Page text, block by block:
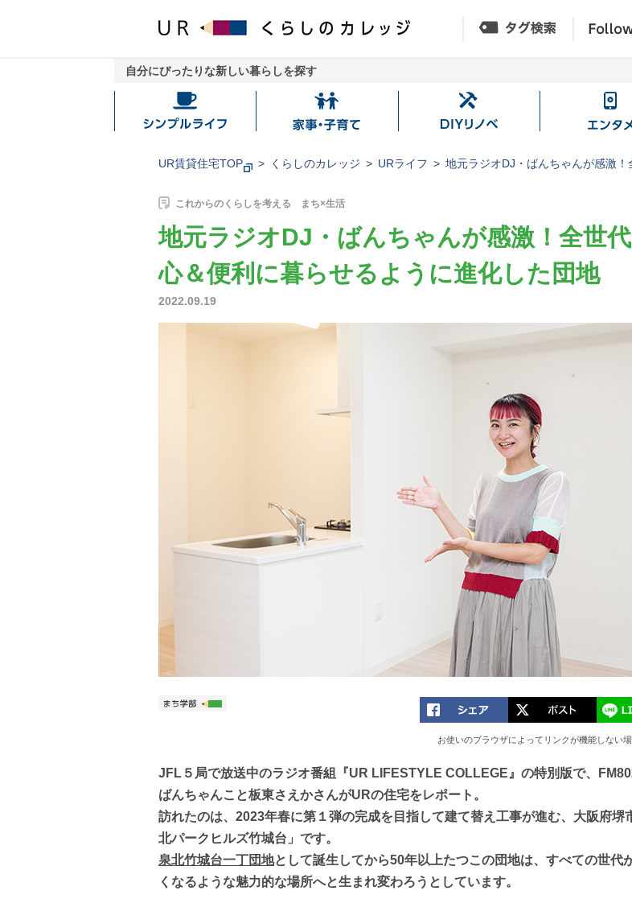
自分にぴったりな新しい暮らしを探す
シ
プ
ラ
フ
家
子
て
DIY
ノ
エ
タ
UR賃貸住宅TOP くらしのカレッジ URライフ 地元ラジオDJ・ばんちゃんが感激
これからのくらしを考える まち×生活
地元ラジオDJ・ばんちゃんが感激！全世
心＆便利に暮らせるように進化した団地
2022.09.19
お使いのブラウザによってリンクが機能しない
JFL５局で放送中のラジオ番組『UR LIFESTYLE COLLEGE』の特別版で、
ばんちゃんこと板東さえかさんがURの住宅をレポート。
訪れたのは、2023年春に第１弾の完成を目指して建て替え工事が進む、大阪府堺
北パークヒルズ竹城台」です。
泉北竹城台一丁団地として誕生してから50年以上たつこの団地は、すべての世代
くなるような魅力的な場所へと生まれ変わろうとしています。